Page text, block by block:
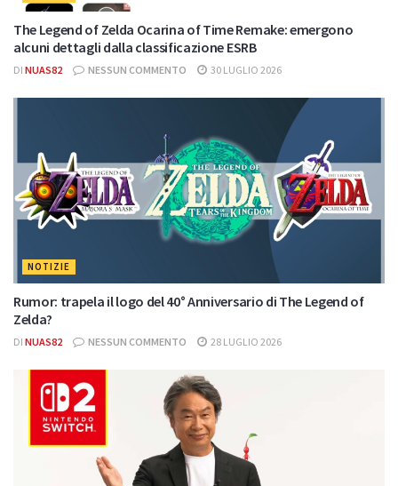
The Legend of Zelda Ocarina of Time Remake: emergono
alcuni dettagli dalla classificazione ESRB
DI NUAS82 NESSUN COMMENTO 30 LUGLIO 2026
NOTIZIE
Rumor: trapela il logo del 40° Anniversario di The Legend of
Zelda?
DI NUAS82 NESSUN COMMENTO 28 LUGLIO 2026